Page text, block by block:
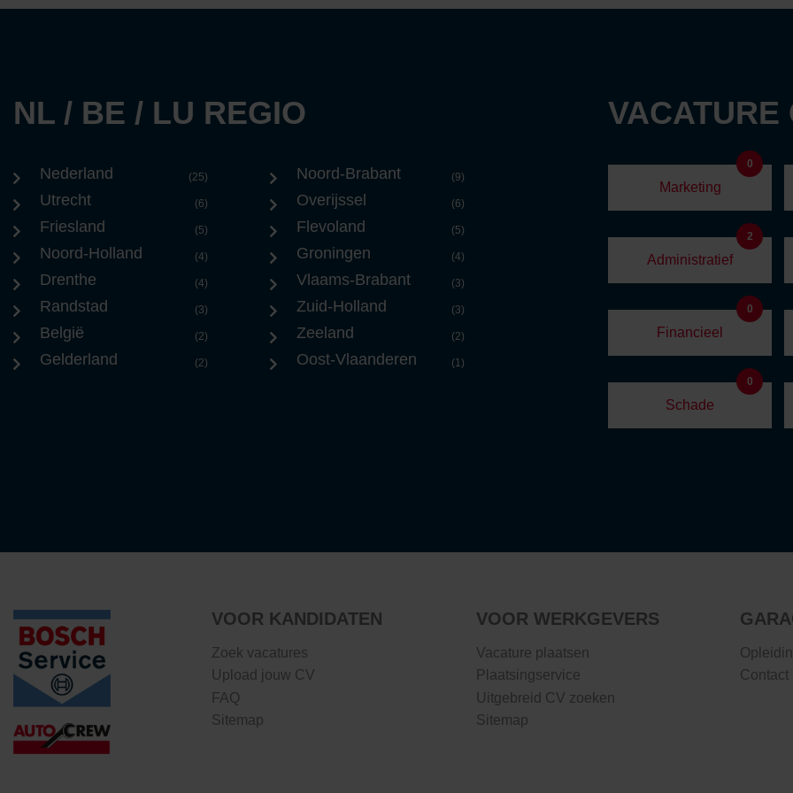
NL / BE / LU REGIO
Nederland (25) Noord-Brabant (9)
Utrecht (6) Overijssel (6)
Friesland (5) Flevoland (5)
Noord-Holland (4) Groningen (4)
Drenthe (4) Vlaams-Brabant (3)
Randstad (3) Zuid-Holland (3)
België (2) Zeeland (2)
Gelderland (2) Oost-Vlaanderen (1)
VACATURE
Marketing
0
Administratief
2
Financieel
0
Schade
0
VOOR KANDIDATEN
Zoek vacatures
Upload jouw CV
FAQ
Sitemap
VOOR WERKGEVERS
Vacature plaatsen
Plaatsingservice
Uitgebreid CV zoeken
Sitemap
Contact